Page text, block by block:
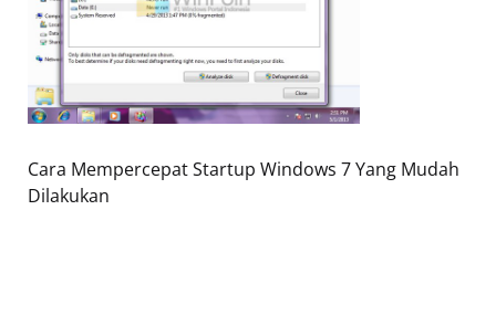
Cara Mempercepat Startup Windows 7 Yang Mudah
Dilakukan